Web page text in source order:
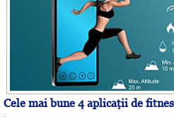
Cele mai bune 4 aplicaţii de